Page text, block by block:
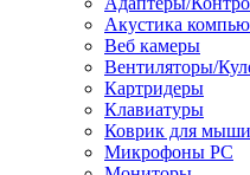
Акустика
Веб камеры
Вентиляторы/
Картридеры
Клавиатуры
Коврик для мыши
Микрофоны PC